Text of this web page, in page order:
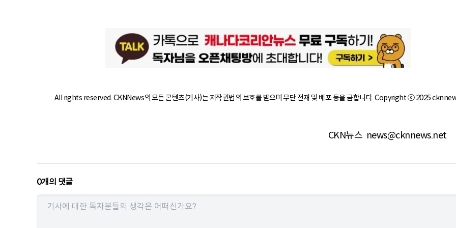
All rights reserved. CKNNews의 모든 콘텐츠(기사)는 저작권법의 보호를 받으며 무단 전재 및 배포 등을 금합니다. Copyright ⓒ 2025
CKN뉴스 news@cknnews.net
0개의 댓글